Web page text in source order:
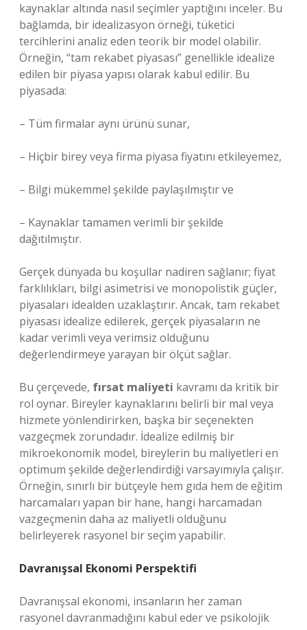
kaynaklar altında nasıl seçimler yaptığını inceler. Bu
bağlamda, bir idealizasyon örneği, tüketici
tercihlerini analiz eden teorik bir model olabilir.
Örneğin, “tam rekabet piyasası” genellikle idealize
edilen bir piyasa yapısı olarak kabul edilir. Bu
piyasada:
– Tüm firmalar aynı ürünü sunar,
– Hiçbir birey veya firma piyasa fiyatını etkileyemez,
– Bilgi mükemmel şekilde paylaşılmıştır ve
– Kaynaklar tamamen verimli bir şekilde
dağıtılmıştır.
Gerçek dünyada bu koşullar nadiren sağlanır; fiyat
farklılıkları, bilgi asimetrisi ve monopolistik güçler,
piyasaları idealden uzaklaştırır. Ancak, tam rekabet
piyasası idealize edilerek, gerçek piyasaların ne
kadar verimli veya verimsiz olduğunu
değerlendirmeye yarayan bir ölçüt sağlar.
Bu çerçevede, fırsat maliyeti kavramı da kritik bir
rol oynar. Bireyler kaynaklarını belirli bir mal veya
hizmete yönlendirirken, başka bir seçenekten
vazgeçmek zorundadır. İdealize edilmiş bir
mikroekonomik model, bireylerin bu maliyetleri en
optimum şekilde değerlendirdiği varsayımıyla çalışır.
Örneğin, sınırlı bir bütçeyle hem gıda hem de eğitim
harcamaları yapan bir hane, hangi harcamadan
vazgeçmenin daha az maliyetli olduğunu
belirleyerek rasyonel bir seçim yapabilir.
Davranışsal Ekonomi Perspektifi
Davranışsal ekonomi, insanların her zaman
rasyonel davranmadığını kabul eder ve psikolojik